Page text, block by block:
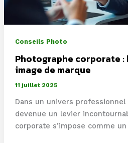
mariages
commun
Conseils Photo
Photographe corporate
image de marque
11 juillet 2025
Dans un univers professionnel
devenue un levier
corporate s’impose comme